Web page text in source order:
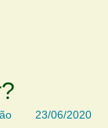
23/06/2020